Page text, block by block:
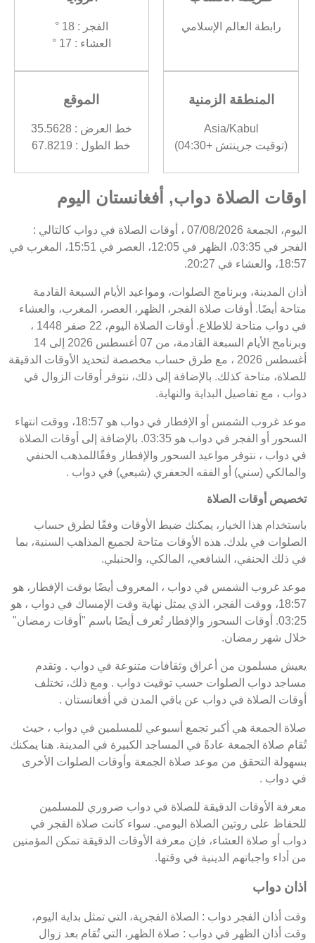
رابطة العالم الإسلامي
الفجر : 18 °
العشاء : 17 °
المنطقة الزمنية
Asia/Kabul
(توقيت جرينتش +04:30)
الموقع
خط العرض : 35.5628
خط الطول : 67.8219
اوقات الصلاة دواب, أفغانستان اليوم
اليوم، الجمعة 07/08/2026 ، أوقات الصلاة في دواب كالتالي :
الفجر في 03:35، الظهر في 12:05، العصر في 15:51، المغرب في
18:57، والعشاء في 20:27.
أذان المدينة، وبرنامج الصلوات، ومواعيد الأيام السبعة القادمة
متاحة أيضًا. أوقات صلاة الفجر، الظهر، العصر، المغرب، والعشاء
في دواب متاحة للاطلاع. أوقات الصلاة اليوم، 22 صفر 1448 ،
وبرنامج الأيام السبعة القادمة، من 07 أغسطس 2026 إلى 14
أغسطس 2026 ، مع طرق حساب مخصصة لتحديد الأوقات الدقيقة
للصلاة، متاحة كذلك. بالإضافة إلى ذلك، نتوفر أوقات الزوال في
دواب ، مع تفاصيل البداية والنهاية.
موعد غروب الشمس أو الإفطار في دواب هو 18:57، ووقت انتهاء
السحور أو الفجر في دواب هو 03:35. بالإضافة إلى أوقات الصلاة
في دواب ، نتوفر مواعيد السحور والإفطار وفقًاللمذهب الحنفي
والمالكي (سني) أو الفقه الجعفري (شيعي) في دواب .
تخصيص أوقات الصلاة
باستخدام هذا الخيار، يمكنك ضبط الأوقات وفقًا لطرق حساب
الصلوات في بلدك. هذه الأوقات متاحة لجميع المذاهب السنية، بما
في ذلك الحنفي، الشافعي، المالكي، والحنبلي.
موعد غروب الشمس في دواب ، المعروف أيضًا بوقت الإفطار، هو
18:57، ووقت الفجر، الذي يمثل نهاية وقت الإمساك في دواب ، هو
03:25. أوقات السحور والإفطار تُعرف أيضًا باسم "أوقات رمضان"
خلال شهر رمضان.
يعيش مسلمون من أعراق وثقافات متنوعة في دواب . وتقدم
مساجد دواب الصلوات حسب توقيت دواب . ومع ذلك، تختلف
أوقات الصلاة في دواب عن باقي المدن في أفغانستان .
صلاة الجمعة هي أكبر تجمع أسبوعي للمسلمين في دواب ، حيث
تُقام صلاة الجمعة عادةً في المساجد الكبيرة في المدينة. هنا يمكنك
بسهولة التحقق من موعد صلاة الجمعة وأوقات الصلوات الأخرى
في دواب .
معرفة الأوقات الدقيقة للصلاة في دواب ضروري للمسلمين
للحفاظ على روتين الصلاة اليومي. سواء كانت صلاة الفجر في
دواب أو صلاة العشاء، فإن معرفة الأوقات الدقيقة تمكن المؤمنين
من أداء واجباتهم الدينية في وقتها.
اذان دواب
وقت أذان الفجر دواب : الصلاة الفجرية، التي تمثل بداية اليوم،
وقت أذان الظهر في دواب : صلاة الظهر، التي تُقام بعد زوال